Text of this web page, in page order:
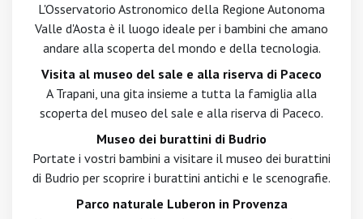
L'Osservatorio Astronomico della Regione Autonoma
Valle d'Aosta è il luogo ideale per i bambini che amano
andare alla scoperta del mondo e della tecnologia.
Visita al museo del sale e alla riserva di Paceco
A Trapani, una gita insieme a tutta la famiglia alla
scoperta del museo del sale e alla riserva di Paceco.
Museo dei burattini di Budrio
Portate i vostri bambini a visitare il museo dei burattini
di Budrio per scoprire i burattini antichi e le scenografie.
Parco naturale Luberon in Provenza